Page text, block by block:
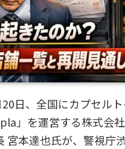
日、全国にカプセル
」を運営する株式会
宮本達也氏が、警視庁